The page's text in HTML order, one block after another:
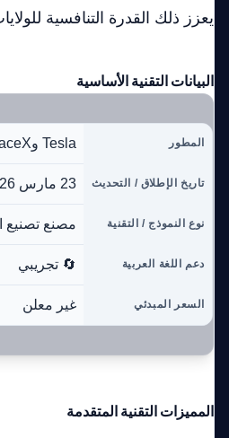
يعزز ذلك القدرة التنافسية
البيانات التقنية الأساسية
المطور Tesla وSpaceX
تاريخ الإطلاق / التحديث 23 مارس 2026
نوع النموذج / التقنية مصنع تصنيع
دعم اللغة العربية 🔄 تجريبي
السعر المبدئي غير معلن
المميزات التقنية المتقدمة